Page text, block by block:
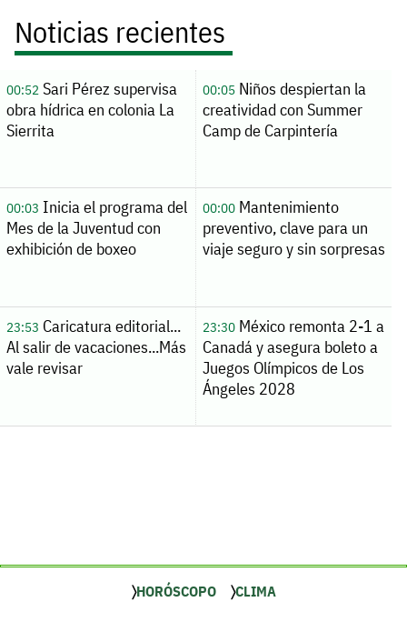
Noticias recientes
00:52 Sari Pérez supervisa
obra hídrica en colonia La
Sierrita
00:05Niños despiertan la
creatividad con Summer
Camp de Carpintería
00:03 Inicia el programa del
Mes de la Juventud con
exhibición de boxeo
00:00Mantenimiento
preventivo, clave para un
viaje seguro y sin sorpresas
23:53 Caricatura editorial...
Al salir de vacaciones...Más
vale revisar
23:30México remonta 2-1 a
Canadá y asegura boleto a
Juegos Olímpicos de Los
Ángeles 2028
HORÓSCOPO CLIMA